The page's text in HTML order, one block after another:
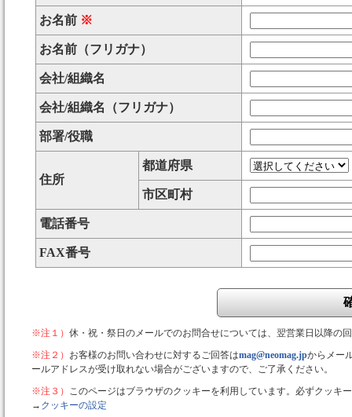
お名前 ※
お名前（フリガナ）
会社/組織名
会社/組織名（フリガナ）
部署/役職
住所
都道府県
市区町村
電話番号
FAX番号
※注１） 休・祝・祭日のメールでのお問合せについては、翌営業日以降の
※注２） お客様のお問い合わせに対するご回答はmag@neomag.jpからメー
ールアドレスが受け取れない場合がございますので、ご了承ください。
※注３） このページはブラウザのクッキーを利用しています。必ずクッキ
→ クッキーの設定